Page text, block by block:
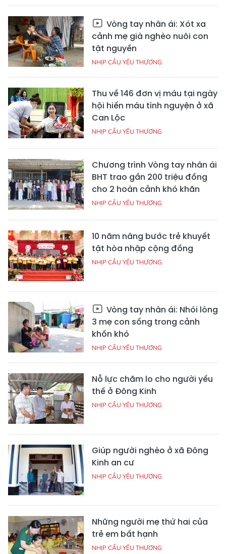
Vòng tay nhân ái: Xót xa
cảnh mẹ già nghèo nuôi con
tật nguyền
NHỊP CẦU YÊU THƯƠNG
Thu về 146 đơn vị máu tại ngày
hội hiến máu tình nguyện ở xã
Can Lộc
NHỊP CẦU YÊU THƯƠNG
Chương trình Vòng tay nhân ái
BHT trao gần 200 triệu đồng
cho 2 hoàn cảnh khó khăn
NHỊP CẦU YÊU THƯƠNG
10 năm nâng bước trẻ khuyết
tật hòa nhập cộng đồng
NHỊP CẦU YÊU THƯƠNG
Vòng tay nhân ái: Nhói lòng
3 mẹ con sống trong cảnh
khốn khó
NHỊP CẦU YÊU THƯƠNG
Nỗ lực chăm lo cho người yếu
thế ở Đông Kinh
NHỊP CẦU YÊU THƯƠNG
Giúp người nghèo ở xã Đông
Kinh an cư
NHỊP CẦU YÊU THƯƠNG
Những người mẹ thứ hai của
trẻ em bất hạnh
NHỊP CẦU YÊU THƯƠNG